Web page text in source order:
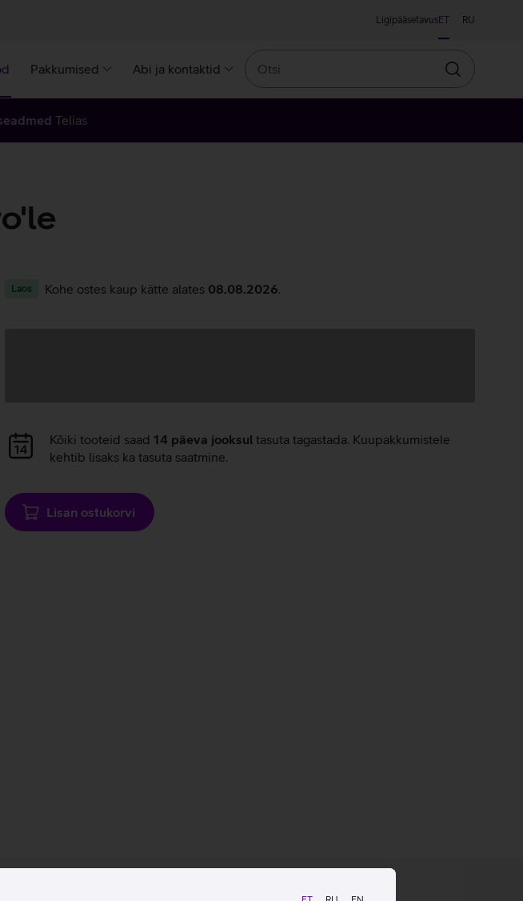
LigipääsetavusET RU
Pakkumised Abi ja kontaktid
Otsin
Telias
Laos Kohe ostes kaup kätte alates 08.08.2026
Andmete
laadimine
Kõiki tooteid saad 14 päeva jooksul tasuta tagastada. Kuupakkumistele
kehtib lisaks ka tasuta saatmine.
Lisan ostukorvi